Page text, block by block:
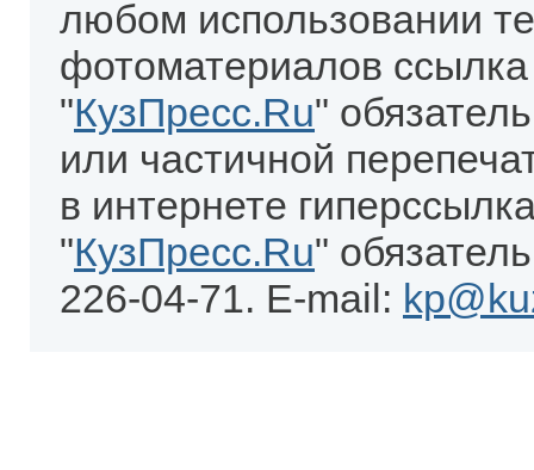
любом использовании
фотоматериалов
"КузПресс.Ru"
или частичной
в интернете
"КузПресс.Ru"
226-04-71. E-mail: